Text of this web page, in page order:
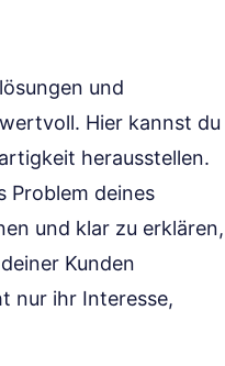
und
Hier kannst du
herausstellen.
Problem deines
und klar zu erklären,
Kunden
nur ihr Interesse,